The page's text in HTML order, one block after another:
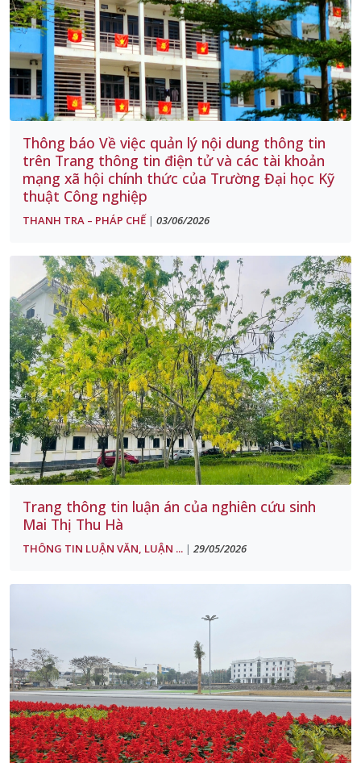
Thông báo Về việc quản lý nội dung thông tin
trên Trang thông tin điện tử và các tài khoản
mạng xã hội chính thức của Trường Đại học Kỹ
thuật Công nghiệp
THANH TRA – PHÁP CHẾ | 03/06/2026
Trang thông tin luận án của nghiên cứu sinh
Mai Thị Thu Hà
THÔNG TIN LUẬN VĂN, LUẬN ... | 29/05/2026